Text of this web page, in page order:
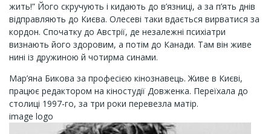
жить!” Його скручують і кидають до в’язниці, а за п’ять днів
відправляють до Києва. Олесеві таки вдається вирватися за
кордон. Спочатку до Австрії, де незалежні психіатри
визнають його здоровим, а потім до Канади. Там він живе
нині із дружиною й чотирма синами.
Мар’яна Бикова за професією кінознавець. Живе в Києві,
працює редактором на кіностудії Довженка. Переїхала до
столиці 1997-го, за три роки перевезла матір.
image logo